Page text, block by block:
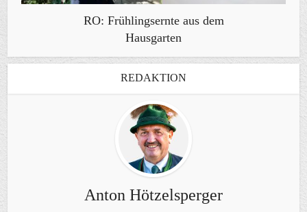
RO: Frühlingsernte aus dem
Hausgarten
REDAKTION
Anton Hötzelsperger